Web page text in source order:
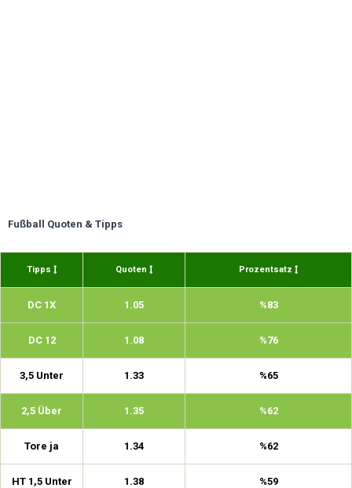
Fußball Quoten & Tipps
Tipps Quoten Prozentsatz
DC 1X 1.05 %83
DC 12 1.08 %76
3,5 Unter 1.33 %65
2,5 Über 1.35 %62
Tore ja 1.34 %62
HT 1,5 Unter 1.38 %59